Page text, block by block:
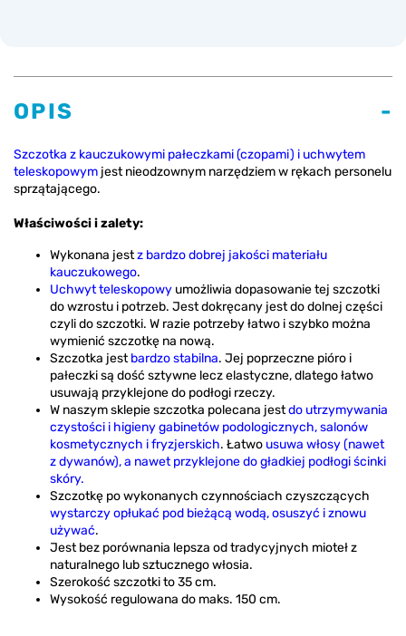
OPIS
Szczotka z kauczukowymi pałeczkami (czopami) i uchwytem
teleskopowym jest nieodzownym narzędziem w rękach personelu
sprzątającego.
Właściwości i zalety:
Wykonana jestz bardzo dobrej jakości materiału
kauczukowego.
Uchwyt teleskopowy umożliwia dopasowanie tej szczotki
do wzrostu i potrzeb. Jest dokręcany jest do dolnej części
czyli do szczotki. W razie potrzeby łatwo i szybko można
wymienić szczotkę na nową.
Szczotka jestbardzo stabilna. Jej poprzeczne pióro i
pałeczki są dość sztywne lecz elastyczne, dlatego łatwo
usuwają przyklejone do podłogi rzeczy.
W naszym sklepie szczotka polecana jestdo utrzymywania
czystości i higieny gabinetów podologicznych, salonów
kosmetycznych i fryzjerskich. Łatwo usuwa włosy (nawet
z dywanów), a nawet przyklejone do gładkiej podłogi ścinki
skóry.
Szczotkę po wykonanych czynnościach czyszczących
wystarczy opłukać pod bieżącą wodą, osuszyć i znowu
używać.
Jest bez porównania lepsza od tradycyjnych mioteł z
naturalnego lub sztucznego włosia.
Szerokość szczotki to 35 cm.
Wysokość regulowana do maks. 150 cm.